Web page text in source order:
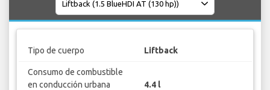
Tipo de cuerpo Liftback
Consumo de combustible
en conducción urbana
4.4 l